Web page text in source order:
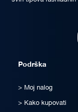
Podrška
Moj nalog
Kako kupovati